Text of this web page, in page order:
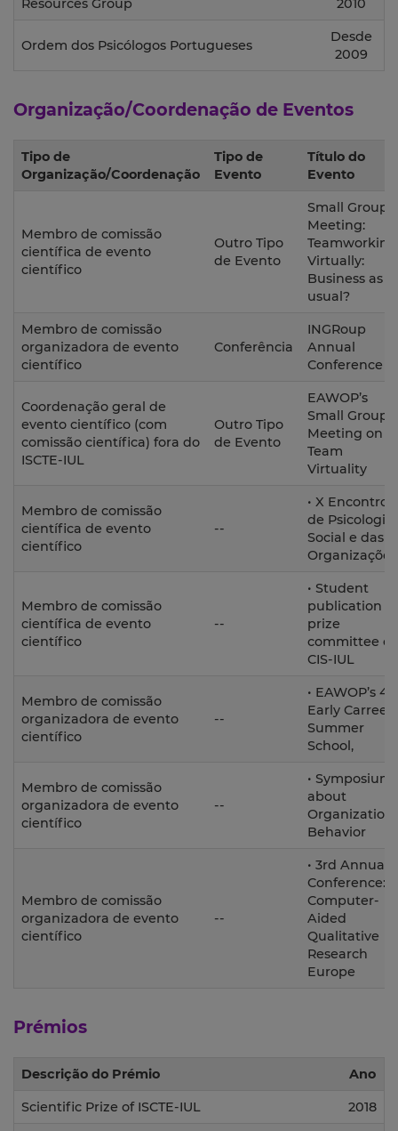
Resources Group 2010
Ordem dos Psicólogos Portugueses
Desde
2009
Organização/Coordenação de Eventos
Tipo de
Organização/Coordenação
Tipo de
Evento
Título do
Evento
Membro de comissão
científica de evento
científico
Outro Tipo
de Evento
Small Group
Meeting:
Teamworking
Virtually:
Business as
usual?
Membro de comissão
organizadora de evento
científico
Conferência
INGRoup
Annual
Conference
Coordenação geral de
evento científico (com
comissão científica) fora do
ISCTE-IUL
Outro Tipo
de Evento
EAWOP’s
Small Group
Meeting on
Team
Virtuality
Membro de comissão
científica de evento
científico
--
• X Encontro
de Psicologia
Social e das
Organizaçõe
Membro de comissão
científica de evento
científico
--
• Student
publication
prize
committee of
CIS-IUL
Membro de comissão
organizadora de evento
científico
--
• EAWOP’s
Early Carreer
Summer
School,
Membro de comissão
organizadora de evento
científico
--
• Symposium
about
Behavior
Membro de comissão
organizadora de evento
científico
--
• 3rd Annual
Conference:
Computer-
Aided
Qualitative
Research
Europe
Prémios
Descrição do Prémio Ano
Scientific Prize of ISCTE-IUL 2018